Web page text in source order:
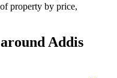
property by price,
Addis